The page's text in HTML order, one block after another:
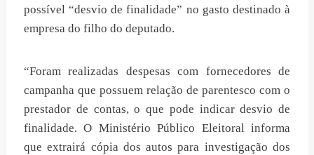
possível “desvio de finalidade” no gasto destinado à
empresa do filho do deputado.
“Foram realizadas despesas com fornecedores de
campanha que possuem relação de parentesco com o
prestador de contas, o que pode indicar desvio de
finalidade. O Ministério Público Eleitoral informa
que extrairá cópia dos autos para investigação dos